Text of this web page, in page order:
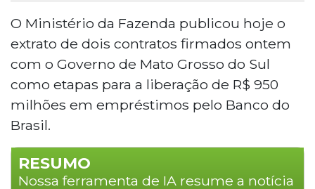
O Ministério da Fazenda publicou hoje o
extrato de dois contratos firmados ontem
com o Governo de Mato Grosso do Sul
como etapas para a liberação de R$ 950
milhões em empréstimos pelo Banco do
Brasil.
RESUMO
Nossa ferramenta de IA resume a notícia